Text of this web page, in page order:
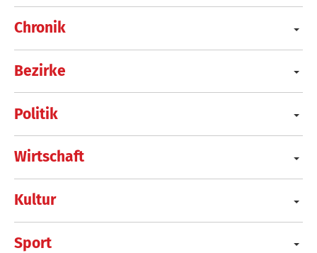
Chronik
Bezirke
Politik
Wirtschaft
Kultur
Sport